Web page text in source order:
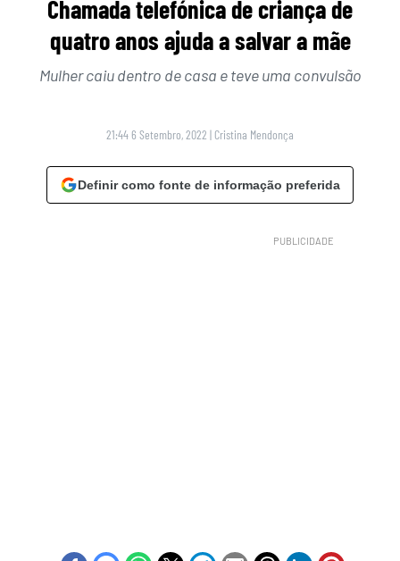
Chamada telefónica de criança de
quatro anos ajuda a salvar a mãe
Mulher caiu dentro de casa e teve uma convulsão
21:44 6 Setembro, 2022 | Cristina Mendonça
Definir como fonte de informação preferida